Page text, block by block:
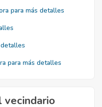
para más detalles
para más detalles
vecindario